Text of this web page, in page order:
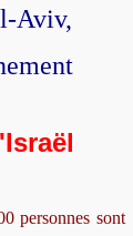
Aviv,
personnes sont